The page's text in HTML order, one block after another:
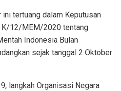
tertuang dalam Keputusan
K/12/MEM/2020 tentang
Indonesia Bulan
sejak tanggal 2 Oktober
langkah Organisasi Negara